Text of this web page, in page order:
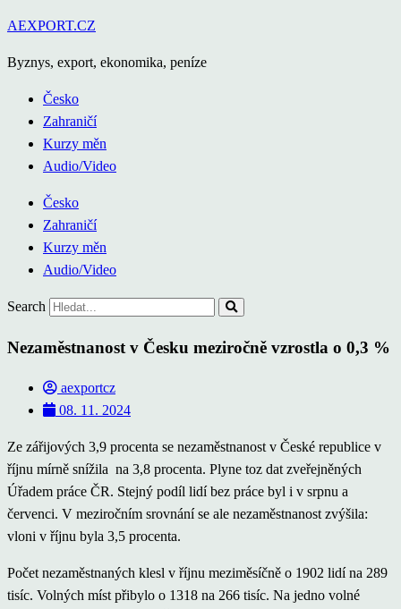
Přejít
obsahu
AEXPORT.CZ
Byznys, export, ekonomika, peníze
Česko
Zahraničí
Kurzy měn
Audio/Video
Česko
Zahraničí
Kurzy měn
Audio/Video
Search
Nezaměstnanost v Česku meziročně vzrostla o 0,3 %
aexportcz
08. 11. 2024
Ze zářijových 3,9 procenta se nezaměstnanost v České republice v
říjnu mírně snížila na 3,8 procenta. Plyne toz dat zveřejněných
Úřadem práce ČR. Stejný podíl lidí bez práce byl i v srpnu a
červenci. V meziročním srovnání se ale nezaměstnanost zvýšila:
vloni v říjnu byla 3,5 procenta.
Počet nezaměstnaných klesl v říjnu meziměsíčně o 1902 lidí na 289
tisíc. Volných míst přibylo o 1318 na 266 tisíc. Na jedno volné